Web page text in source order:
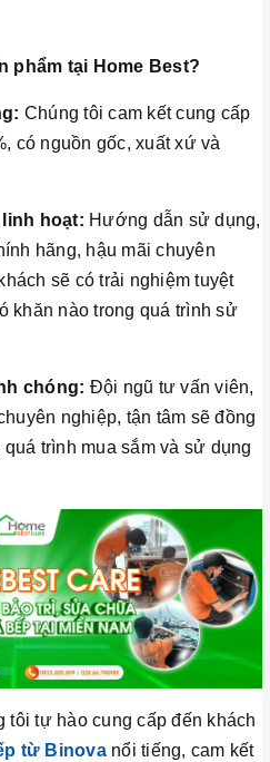
phẩm tại Home Best?
Chúng tôi cam kết cung cấp
có nguồn gốc, xuất xứ và
hoạt: Hướng dẫn sử dụng,
hãng, hậu mãi chuyên
sẽ có trải nghiệm tuyệt
khăn nào trong quá trình sử
chóng: Đội ngũ tư vấn viên,
nghiệp, tận tâm sẽ đồng
trình mua sắm và sử dụng
tôi tự hào cung cấp đến khách
từ Binovanổi tiếng, cam kết